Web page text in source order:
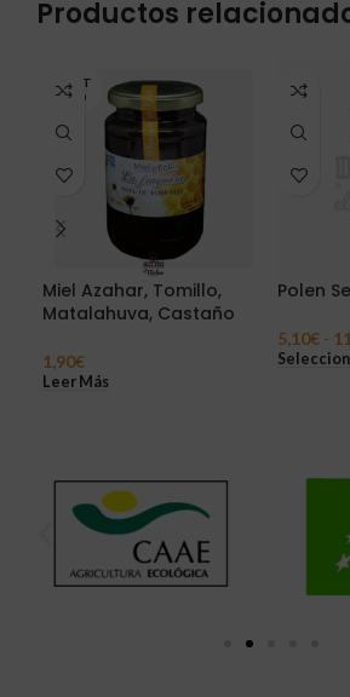
Productos
AGOT
ADO
Miel Azahar, Tomillo,
Matalahuva, Castaño
1,90€
Leer Más
Polen
5,10€ -